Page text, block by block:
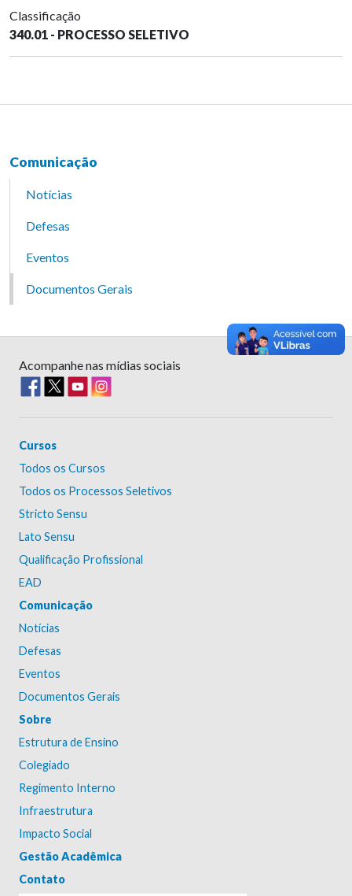
Classificação
340.01 - PROCESSO SELETIVO
Comunicação
Notícias
Defesas
Eventos
Documentos Gerais
Acompanhe nas mídias sociais
Cursos
Todos os Cursos
Todos os Processos Seletivos
Stricto Sensu
Lato Sensu
Qualificação Profissional
EAD
Comunicação
Notícias
Defesas
Eventos
Documentos Gerais
Sobre
Estrutura de Ensino
Colegiado
Regimento Interno
Infraestrutura
Impacto Social
Gestão Acadêmica
Contato